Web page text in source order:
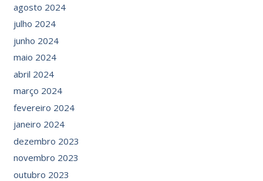
agosto 2024
julho 2024
junho 2024
maio 2024
abril 2024
março 2024
fevereiro 2024
janeiro 2024
dezembro 2023
novembro 2023
outubro 2023